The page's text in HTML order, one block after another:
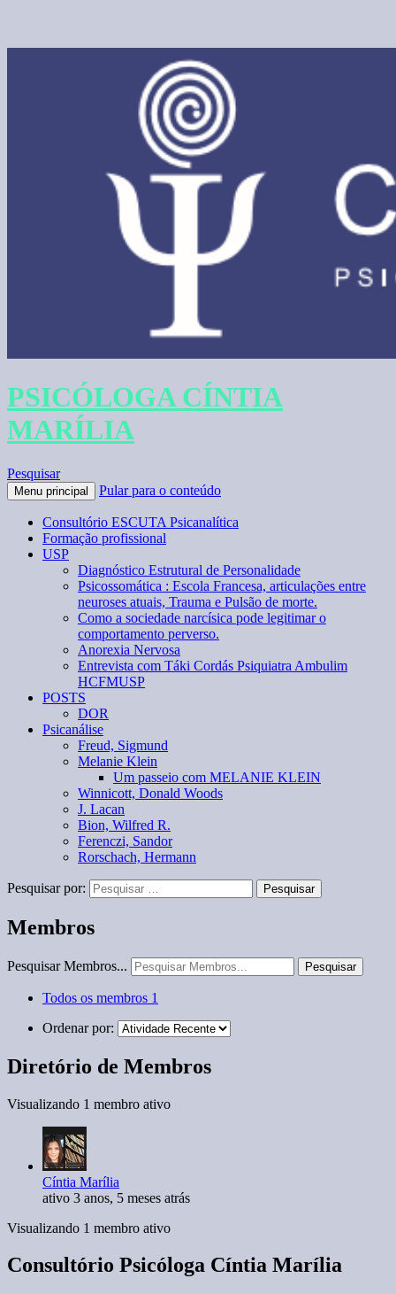
PSICÓLOGA CÍNTIA
MARÍLIA
Pesquisar
Menu principal Pular para o conteúdo
Consultório ESCUTA Psicanalítica
Formação profissional
USP
Diagnóstico Estrutural de Personalidade
Psicossomática : Escola Francesa, articulações entre
neuroses atuais, Trauma e Pulsão de morte.
Como a sociedade narcísica pode legitimar o
comportamento perverso.
Anorexia Nervosa
Entrevista com Táki Cordás Psiquiatra Ambulim
HCFMUSP
POSTS
DOR
Psicanálise
Freud, Sigmund
Melanie Klein
Um passeio com MELANIE KLEIN
Winnicott, Donald Woods
J. Lacan
Bion, Wilfred R.
Ferenczi, Sandor
Rorschach, Hermann
Pesquisar por:
Membros
Pesquisar Membros...
Todos os membros 1
Ordenar por:
Diretório de Membros
Visualizando 1 membro ativo
Cíntia Marília
ativo 3 anos, 5 meses atrás
Visualizando 1 membro ativo
Consultório Psicóloga Cíntia Marília